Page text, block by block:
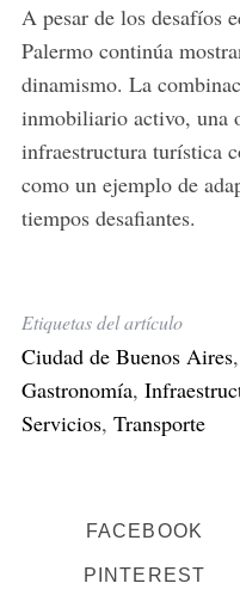
A pesar de los desafíos
Palermo continúa
dinamismo. La
inmobiliario activo, una
infraestructura turística
como un ejemplo de
tiempos desafiantes.
Etiquetas del artículo
Ciudad de Buenos Aires,
Gastronomía,
Servicios, Transporte
FACEBOOK
PINTEREST